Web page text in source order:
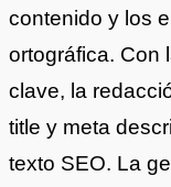
contenido y los
ortográfica. Con
clave, la
title y meta
texto SEO. La